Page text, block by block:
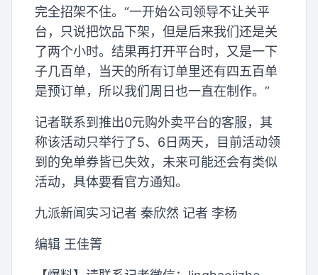
完全招架不住。“一开始公司领导不让关平
台，只说把饮品下架，但是后来我们还是关
了两个小时。结果再打开平台时，又是一下
子几百单，当天的所有订单里还有四五百单
是预订单，所以我们周日也一直在制作。”
记者联系到推出0元购外卖平台的客服，其
称该活动只举行了5、6日两天，目前活动领
到的免单券皆已失效，未来可能还会有类似
活动，具体要看官方通知。
九派新闻实习记者 秦欣然 记者 李杨
编辑 王佳箐